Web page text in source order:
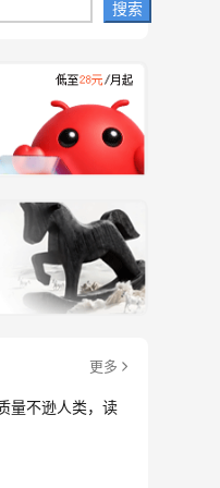
搜索
更多
量不逊人类，读